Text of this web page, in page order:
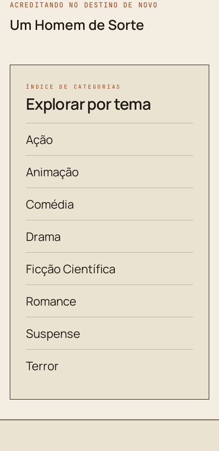
ACREDITANDO NO DESTINO DE NOVO
Um Homem de Sorte
ÍNDICE DE CATEGORIAS
Explorar por tema
Ação
Animação
Comédia
Drama
Ficção Científica
Romance
Suspense
Terror